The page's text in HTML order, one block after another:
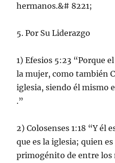
hermanos.&# 8221;
5. Por Su Liderazgo
1) Efesios 5:23 “Porque
la mujer, como también
iglesia, siendo él mismo
.”
2) Colosenses 1:18 “Y él
que es la iglesia; quien
primogénito de entre los